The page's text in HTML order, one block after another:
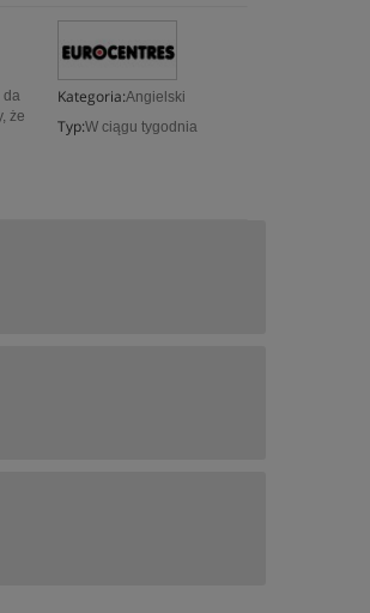
Kategoria:Angielski
Typ:W ciągu tygodnia
da
że